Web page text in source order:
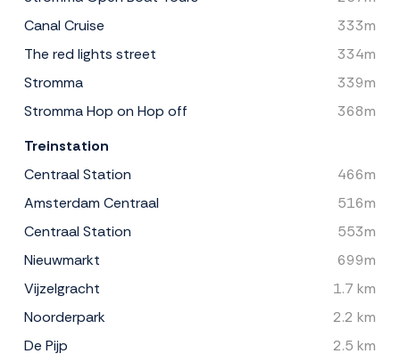
Canal Cruise
333m
The red lights street
334m
Stromma
339m
Stromma Hop on Hop off
368m
Treinstation
Centraal Station
466m
Amsterdam Centraal
516m
Centraal Station
553m
Nieuwmarkt
699m
Vijzelgracht
1.7 km
Noorderpark
2.2 km
De Pijp
2.5 km